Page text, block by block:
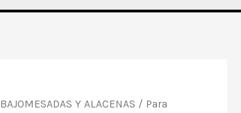
BAJOMESADAS Y ALACENAS / Para